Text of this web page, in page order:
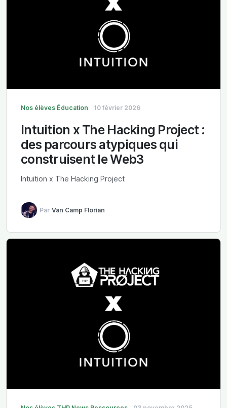
Nos élèves Éducation 10 février 2026
Intuition x The Hacking Project :
des parcours atypiques qui
construisent le Web3
Intuition x The Hacking Project
Par Van Camp Florian